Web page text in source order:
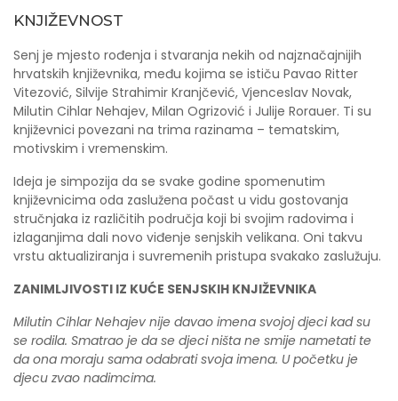
KNJIŽEVNOST
Senj je mjesto rođenja i stvaranja nekih od najznačajnijih
hrvatskih književnika, među kojima se ističu Pavao Ritter
Vitezović, Silvije Strahimir Kranjčević, Vjenceslav Novak,
Milutin Cihlar Nehajev, Milan Ogrizović i Julije Rorauer. Ti su
književnici povezani na trima razinama – tematskim,
motivskim i vremenskim.
Ideja je simpozija da se svake godine spomenutim
književnicima oda zaslužena počast u vidu gostovanja
stručnjaka iz različitih područja koji bi svojim radovima i
izlaganjima dali novo viđenje senjskih velikana. Oni takvu
vrstu aktualiziranja i suvremenih pristupa svakako zaslužuju.
ZANIMLJIVOSTI IZ KUĆE SENJSKIH KNJIŽEVNIKA
Milutin Cihlar Nehajev nije davao imena svojoj djeci kad su
se rodila. Smatrao je da se djeci ništa ne smije nametati te
da ona moraju sama odabrati svoja imena. U početku je
djecu zvao nadimcima.